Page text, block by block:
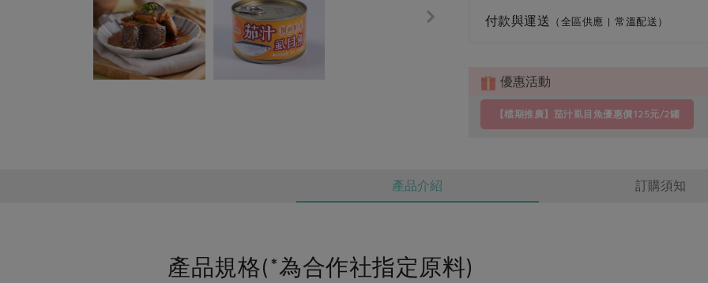
付款與運送 （全區供應 | 常溫配送）
優惠活動
【檔期推廣】茄汁虱目魚優惠價125元/2罐
產品介紹 訂購須知
產品規格(*為合作社指定原料)